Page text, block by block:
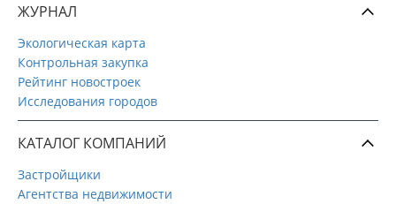
ЖУРНАЛ
Экологическая карта
Контрольная закупка
Рейтинг новостроек
Исследования городов
КАТАЛОГ КОМПАНИЙ
Застройщики
Агентства недвижимости